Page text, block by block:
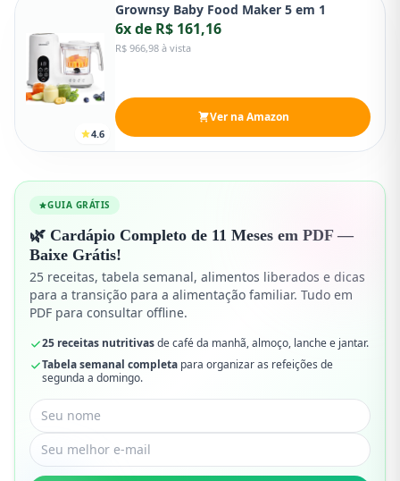
4.6
Grownsy Baby Food Maker 5 em 1
6x de R$ 161,16
R$ 966,98 à vista
Ver na Amazon
GUIA GRÁTIS
🌿 Cardápio Completo de 11 Meses em PDF —
Baixe Grátis!
25 receitas, tabela semanal, alimentos liberados e dicas
para a transição para a alimentação familiar. Tudo em
PDF para consultar offline.
25 receitas nutritivasde café da manhã, almoço, lanche e jantar.
Tabela semanal completa para organizar as refeições de
segunda a domingo.